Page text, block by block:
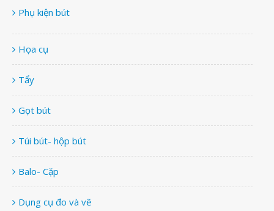
Phụ kiện bút
Họa cụ
Tẩy
Gọt bút
Túi bút- hộp bút
Balo- Cặp
Dụng cụ đo và vẽ